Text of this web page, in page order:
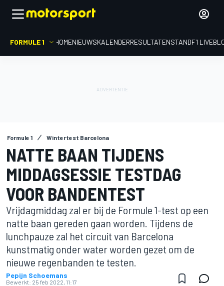
FORMULE 1 HOMENIEUWSKALENDERRESULTATENSTANDF1
Formule 1 Wintertest Barcelona
NATTE BAAN TIJDENS
MIDDAGSESSIE TESTDAG
VOOR BANDENTEST
Vrijdagmiddag zal er bij de Formule 1-test op een
natte baan gereden gaan worden. Tijdens de
lunchpauze zal het circuit van Barcelona
kunstmatig onder water worden gezet om de
nieuwe regenbanden te testen.
Pepijn Schoemans
Bewerkt: 25 feb 2022, 11:17